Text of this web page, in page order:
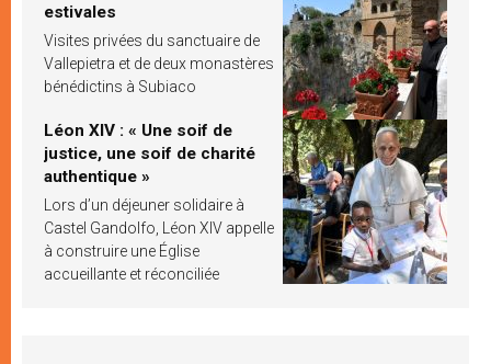
estivales
Visites privées du sanctuaire de
Vallepietra et de deux monastères
bénédictins à Subiaco
Léon XIV : « Une soif de
justice, une soif de charité
authentique »
Lors d’un déjeuner solidaire à
Castel Gandolfo, Léon XIV appelle
à construire une Église
accueillante et réconciliée